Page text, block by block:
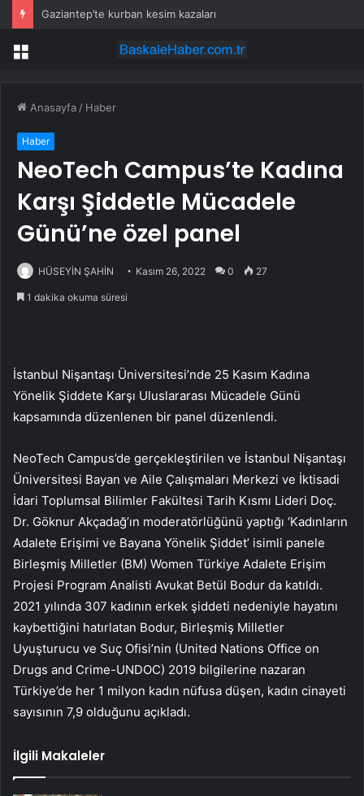
Gaziantep’te kurban kesim kazaları
Menü
Anasayfa / Haber
Haber
NeoTech Campus’te Kadına
Karşı Şiddetle Mücadele
Günü’ne özel panel
HÜSEYİN ŞAHİN Kasım 26, 2022 0 27
1 dakika okuma süresi
İstanbul Nişantaşı Üniversitesi’nde 25 Kasım Kadına
Yönelik Şiddete Karşı Uluslararası Mücadele Günü
kapsamında düzenlenen bir panel düzenlendi.
NeoTech Campus’de gerçekleştirilen ve İstanbul Nişantaşı
Üniversitesi Bayan ve Aile Çalışmaları Merkezi ve İktisadi
İdari Toplumsal Bilimler Fakültesi Tarih Kısmı Lideri Doç.
Dr. Göknur Akçadağ’ın moderatörlüğünü yaptığı ‘Kadınların
Adalete Erişimi ve Bayana Yönelik Şiddet’ isimli panele
Birleşmiş Milletler (BM) Women Türkiye Adalete Erişim
Projesi Program Analisti Avukat Betül Bodur da katıldı.
2021 yılında 307 kadının erkek şiddeti nedeniyle hayatını
kaybettiğini hatırlatan Bodur, Birleşmiş Milletler
Uyuşturucu ve Suç Ofisi’nin (United Nations Office on
Drugs and Crime-UNDOC) 2019 bilgilerine nazaran
Türkiye’de her 1 milyon kadın nüfusa düşen, kadın cinayeti
sayısının 7,9 olduğunu açıkladı.
İlgili Makaleler